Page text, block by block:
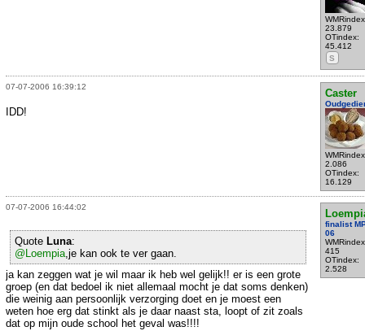
23.879
OTindex:
45.412
S
07-07-2006 16:39:12
Caster
2.086
OTindex:
16.129
IDD!
07-07-2006 16:44:02
finalist
06
415
OTindex:
2.528
Quote Luna:
@Loempia,je kan ook te ver gaan.
ja kan zeggen wat je wil maar ik heb wel gelijk!! er is een grote
groep (en dat bedoel ik niet allemaal mocht je dat soms denken)
die weinig aan persoonlijk verzorging doet en je moest een
weten hoe erg dat stinkt als je daar naast sta, loopt of zit zoals
dat op mijn oude school het geval was!!!!